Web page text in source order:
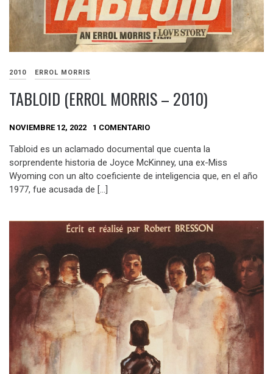
2010 ERROL MORRIS
TABLOID (ERROL MORRIS – 2010)
NOVIEMBRE 12, 2022 1 COMENTARIO
Tabloid es un aclamado documental que cuenta la
sorprendente historia de Joyce McKinney, una ex-Miss
Wyoming con un alto coeficiente de inteligencia que, en el año
1977, fue acusada de […]